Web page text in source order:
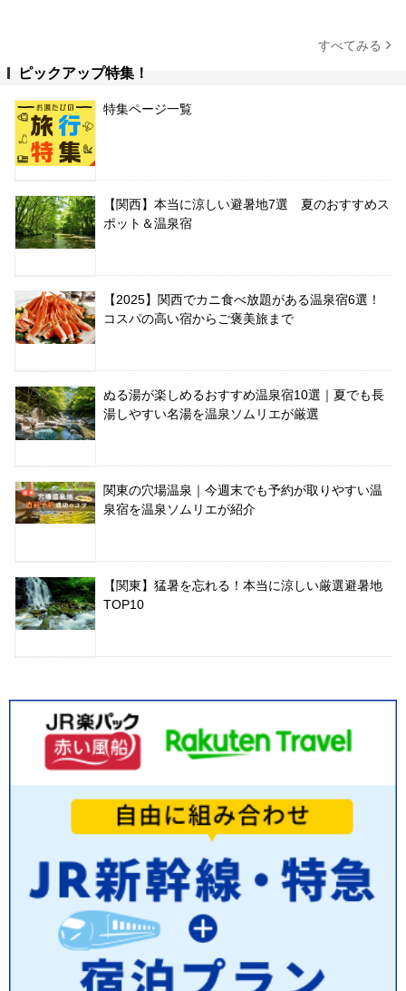
すべてみる
ピックアップ特集！
特集ページ一覧
【関西】本当に涼しい避暑地7選 夏のおすすめス
ポット＆温泉宿
【2025】関西でカニ食べ放題がある温泉宿6選！
コスパの高い宿からご褒美旅まで
ぬる湯が楽しめるおすすめ温泉宿10選｜夏でも長
湯しやすい名湯を温泉ソムリエが厳選
関東の穴場温泉｜今週末でも予約が取りやすい温
泉宿を温泉ソムリエが紹介
【関東】猛暑を忘れる！本当に涼しい厳選避暑地
TOP10